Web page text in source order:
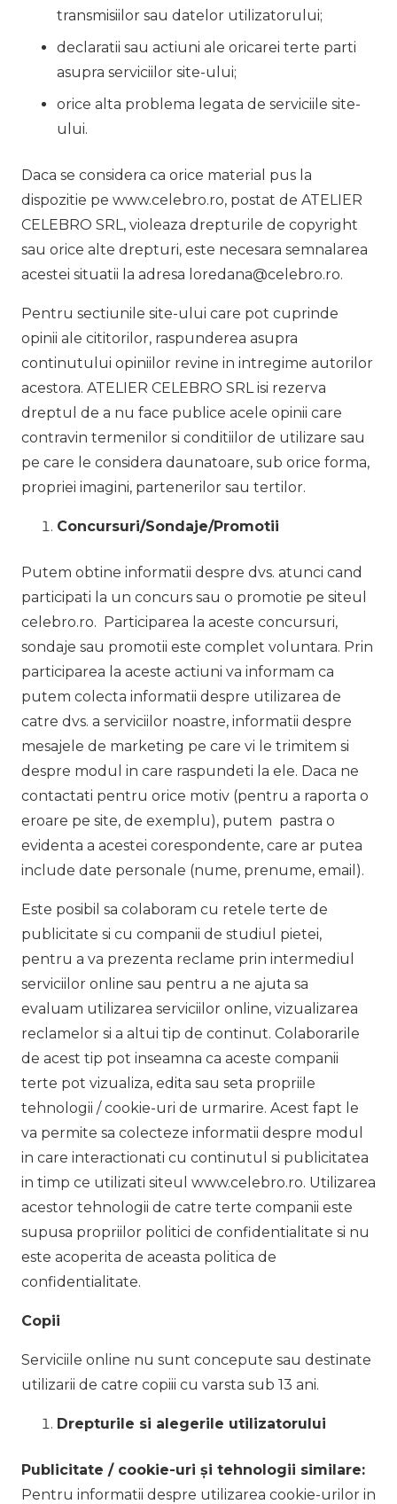
transmisiilor sau datelor utilizatorului;
declaratii sau actiuni ale oricarei terte parti
asupra serviciilor site-ului;
orice alta problema legata de serviciile site-
ului.
Daca se considera ca orice material pus la
dispozitie pe www.celebro.ro, postat de ATELIER
CELEBRO SRL, violeaza drepturile de copyright
sau orice alte drepturi, este necesara semnalarea
acestei situatii la adresa loredana@celebro.ro.
Pentru sectiunile site-ului care pot cuprinde
opinii ale cititorilor, raspunderea asupra
continutului opiniilor revine in intregime autorilor
acestora. ATELIER CELEBRO SRL isi rezerva
dreptul de a nu face publice acele opinii care
contravin termenilor si conditiilor de utilizare sau
pe care le considera daunatoare, sub orice forma,
propriei imagini, partenerilor sau tertilor.
Concursuri/Sondaje/Promotii
Putem obtine informatii despre dvs. atunci cand
participati la un concurs sau o promotie pe siteul
celebro.ro. Participarea la aceste concursuri,
sondaje sau promotii este complet voluntara. Prin
participarea la aceste actiuni va informam ca
putem colecta informatii despre utilizarea de
catre dvs. a serviciilor noastre, informatii despre
mesajele de marketing pe care vi le trimitem si
despre modul in care raspundeti la ele. Daca ne
contactati pentru orice motiv (pentru a raporta o
eroare pe site, de exemplu), putem pastra o
evidenta a acestei corespondente, care ar putea
include date personale (nume, prenume, email).
Este posibil sa colaboram cu retele terte de
publicitate si cu companii de studiul pietei,
pentru a va prezenta reclame prin intermediul
serviciilor online sau pentru a ne ajuta sa
evaluam utilizarea serviciilor online, vizualizarea
reclamelor si a altui tip de continut. Colaborarile
de acest tip pot inseamna ca aceste companii
terte pot vizualiza, edita sau seta propriile
tehnologii / cookie-uri de urmarire. Acest fapt le
va permite sa colecteze informatii despre modul
in care interactionati cu continutul si publicitatea
in timp ce utilizati siteul www.celebro.ro. Utilizarea
acestor tehnologii de catre terte companii este
supusa propriilor politici de confidentialitate si nu
este acoperita de aceasta politica de
confidentialitate.
Copii
Serviciile online nu sunt concepute sau destinate
utilizarii de catre copiii cu varsta sub 13 ani.
Drepturile si alegerile utilizatorului
Publicitate / cookie-uri și tehnologii similare:
Pentru informatii despre utilizarea cookie-urilor in